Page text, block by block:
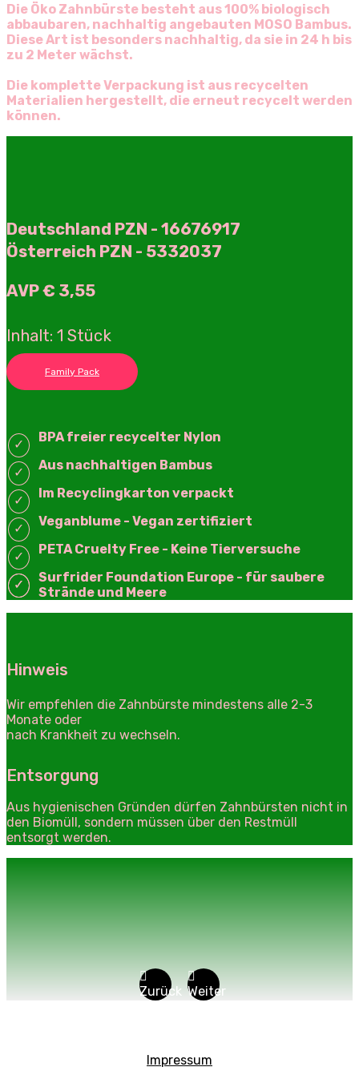
Die Öko Zahnbürste besteht aus 100% biologisch
abbaubaren, nachhaltig angebauten MOSO Bambus.
Diese Art ist besonders nachhaltig, da sie in 24 h bis
zu 2 Meter wächst.
Die komplette Verpackung ist aus recycelten
Materialien hergestellt, die erneut recycelt werden
können.
Deutschland PZN - 16676917
Österreich PZN - 5332037
AVP € 3,55
Inhalt: 1 Stück
Family Pack
BPA freier recycelter Nylon
Aus nachhaltigen Bambus
Im Recyclingkarton verpackt
Veganblume - Vegan zertifiziert
PETA Cruelty Free - Keine Tierversuche
Surfrider Foundation Europe - für saubere
Strände und Meere
Hinweis
Wir empfehlen die Zahnbürste mindestens alle 2-3
Monate oder
nach Krankheit zu wechseln.
Entsorgung
Aus hygienischen Gründen dürfen Zahnbürsten nicht in
den Biomüll, sondern müssen über den Restmüll
entsorgt werden.
Zurück Weiter
Impressum